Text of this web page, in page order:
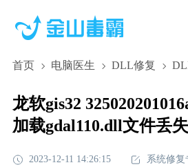
首页 电脑医生 DLL修复
龙软gis32
加载gdal110.dll文件丢
2023-12-11 14:26:15 系统修复